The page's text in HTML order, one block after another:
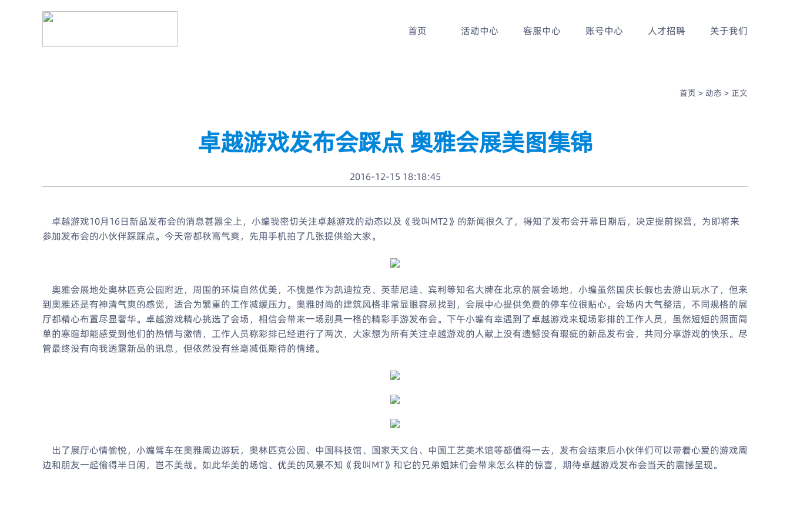
首页 活动中心 客服中心 账号中心 人才招聘 关于我们
首页 > 动态 > 正文
卓越游戏发布会踩点 奥雅会展美图集锦
2016-12-15 18:18:45
卓越游戏10月16日新品发布会的消息甚嚣尘上，小编我密切关注卓越游戏的动态以及《我叫MT2》的新闻很久了，得知了发布会开幕日期后，决定提前探营，为即将来
参加发布会的小伙伴踩踩点。今天帝都秋高气爽，先用手机拍了几张提供给大家。
奥雅会展地处奥林匹克公园附近，周围的环境自然优美，不愧是作为凯迪拉克、英菲尼迪、宾利等知名大牌在北京的展会场地，小编虽然国庆长假也去游山玩水了，但来
到奥雅还是有神清气爽的感觉，适合为繁重的工作减缓压力。奥雅时尚的建筑风格非常显眼容易找到，会展中心提供免费的停车位很贴心。会场内大气整洁，不同规格的展
厅都精心布置尽显奢华。卓越游戏精心挑选了会场，相信会带来一场别具一格的精彩手游发布会。下午小编有幸遇到了卓越游戏来现场彩排的工作人员，虽然短短的照面简
单的寒暄却能感受到他们的热情与激情，工作人员称彩排已经进行了两次，大家想为所有关注卓越游戏的人献上没有遗憾没有瑕疵的新品发布会，共同分享游戏的快乐。尽
管最终没有向我透露新品的讯息，但依然没有丝毫减低期待的情绪。
出了展厅心情愉悦，小编驾车在奥雅周边游玩，奥林匹克公园、中国科技馆、国家天文台、中国工艺美术馆等都值得一去，发布会结束后小伙伴们可以带着心爱的游戏周
边和朋友一起偷得半日闲，岂不美哉。如此华美的场馆、优美的风景不知《我叫MT》和它的兄弟姐妹们会带来怎么样的惊喜，期待卓越游戏发布会当天的震撼呈现。